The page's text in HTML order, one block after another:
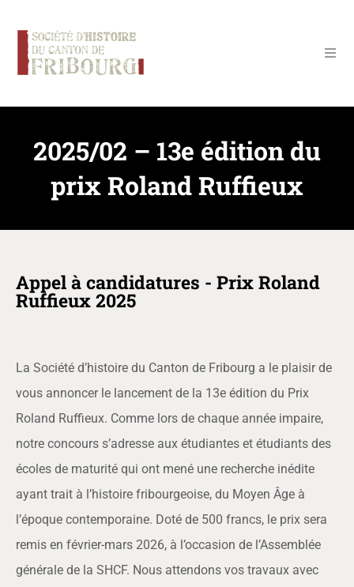
2025/02 – 13e édition du
prix Roland Ruffieux
Appel à candidatures - Prix Roland
Ruffieux 2025
La Société d’histoire du Canton de Fribourg a le plaisir de
vous annoncer le lancement de la 13e édition du Prix
Roland Ruffieux. Comme lors de chaque année impaire,
notre concours s’adresse aux étudiantes et étudiants des
écoles de maturité qui ont mené une recherche inédite
ayant trait à l’histoire fribourgeoise, du Moyen Âge à
l’époque contemporaine. Doté de 500 francs, le prix sera
remis en février-mars 2026, à l’occasion de l’Assemblée
générale de la SHCF. Nous attendons vos travaux avec